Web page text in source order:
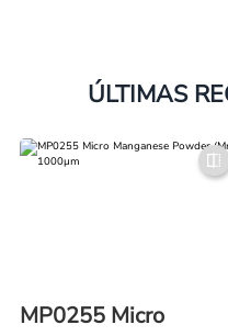
ÚLTIMAS
MP0255 Micro